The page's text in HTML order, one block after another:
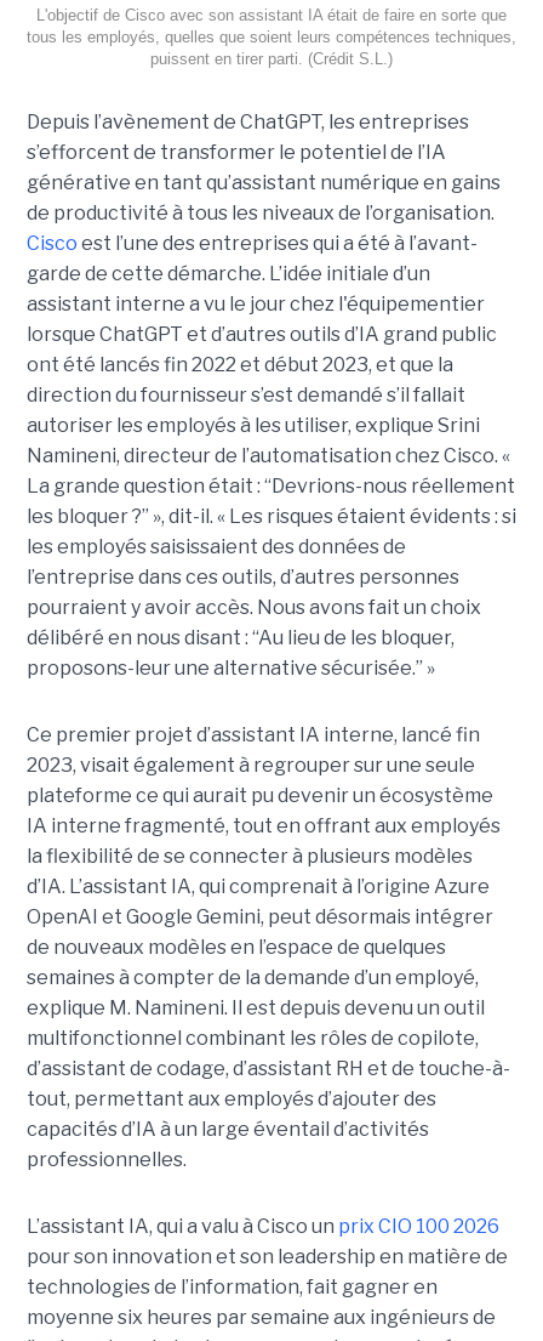
L'objectif de Cisco avec son assistant IA était de faire en sorte que
tous les employés, quelles que soient leurs compétences techniques,
puissent en tirer parti. (Crédit S.L.)
Depuis l’avènement de ChatGPT, les entreprises
s’efforcent de transformer le potentiel de l’IA
générative en tant qu’assistant numérique en gains
de productivité à tous les niveaux de l’organisation.
Cisco est l’une des entreprises qui a été à l’avant-
garde de cette démarche. L’idée initiale d’un
assistant interne a vu le jour chez l'équipementier
lorsque ChatGPT et d’autres outils d’IA grand public
ont été lancés fin 2022 et début 2023, et que la
direction du fournisseur s’est demandé s’il fallait
autoriser les employés à les utiliser, explique Srini
Namineni, directeur de l’automatisation chez Cisco. «
La grande question était : “Devrions-nous réellement
les bloquer ?” », dit-il. « Les risques étaient évidents : si
les employés saisissaient des données de
l’entreprise dans ces outils, d’autres personnes
pourraient y avoir accès. Nous avons fait un choix
délibéré en nous disant : “Au lieu de les bloquer,
proposons-leur une alternative sécurisée.” »
Ce premier projet d’assistant IA interne, lancé fin
2023, visait également à regrouper sur une seule
plateforme ce qui aurait pu devenir un écosystème
IA interne fragmenté, tout en offrant aux employés
la flexibilité de se connecter à plusieurs modèles
d’IA. L’assistant IA, qui comprenait à l’origine Azure
OpenAI et Google Gemini, peut désormais intégrer
de nouveaux modèles en l’espace de quelques
semaines à compter de la demande d’un employé,
explique M. Namineni. Il est depuis devenu un outil
multifonctionnel combinant les rôles de copilote,
d’assistant de codage, d’assistant RH et de touche-à-
tout, permettant aux employés d’ajouter des
capacités d’IA à un large éventail d’activités
professionnelles.
L’assistant IA, qui a valu à Cisco un prix CIO 100 2026
pour son innovation et son leadership en matière de
technologies de l’information, fait gagner en
moyenne six heures par semaine aux ingénieurs de